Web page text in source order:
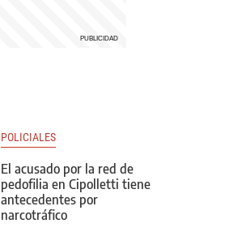
POLICIALES
El acusado por la red de
pedofilia en Cipolletti tiene
antecedentes por
narcotráfico